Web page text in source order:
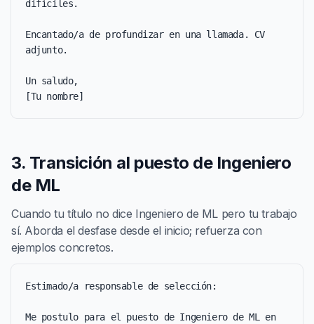
difíciles.
Encantado/a de profundizar en una llamada. CV
adjunto.
Un saludo,
[Tu nombre]
3. Transición al puesto de Ingeniero
de ML
Cuando tu título no dice Ingeniero de ML pero tu trabajo
sí. Aborda el desfase desde el inicio; refuerza con
ejemplos concretos.
Estimado/a responsable de selección:
Me postulo para el puesto de Ingeniero de ML en